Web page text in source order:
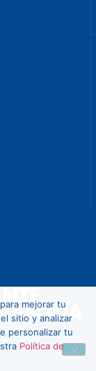
mejorar tu
sitio y analizar
personalizar tu
Política de